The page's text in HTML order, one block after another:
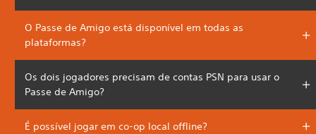
O Passe de Amigo está disponível em todas as
plataformas?
Os dois jogadores precisam de contas PSN para usar o
Passe de Amigo?
É possível jogar em co-op local offline?